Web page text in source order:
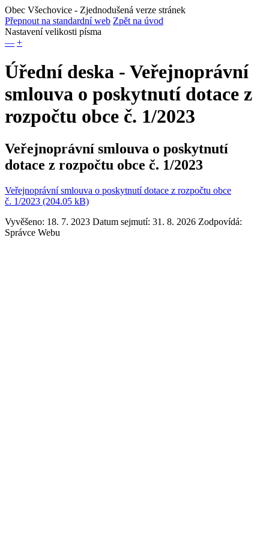
Obec Všechovice - Zjednodušená verze stránek
Přepnout na standardní web Zpět na úvod
Nastavení velikosti písma
— +
Úřední deska - Veřejnoprávní
smlouva o poskytnutí dotace z
rozpočtu obce č. 1/2023
Veřejnoprávní smlouva o poskytnutí
dotace z rozpočtu obce č. 1/2023
Veřejnoprávní smlouva o poskytnutí dotace z rozpočtu obce
č. 1/2023 (204.05 kB)
Vyvěšeno: 18. 7. 2023 Datum sejmutí: 31. 8. 2026 Zodpovídá:
Správce Webu